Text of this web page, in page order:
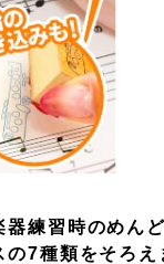
練習時のめん
7種類をそろえ